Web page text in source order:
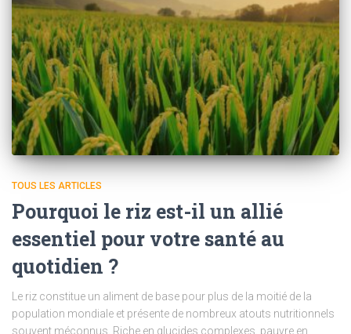
TOUS LES ARTICLES
Pourquoi le riz est-il un allié
essentiel pour votre santé au
quotidien ?
Le riz constitue un aliment de base pour plus de la moitié de la
population mondiale et présente de nombreux atouts nutritionnels
souvent méconnus. Riche en glucides complexes, pauvre en